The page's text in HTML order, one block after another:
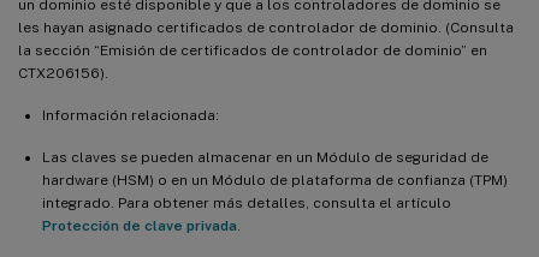
un dominio esté disponible y que a los controladores de dominio se
les hayan asignado certificados de controlador de dominio. (Consulta
la sección “Emisión de certificados de controlador de dominio” en
CTX206156).
Información relacionada:
Las claves se pueden almacenar en un Módulo de seguridad de
hardware (HSM) o en un Módulo de plataforma de confianza (TPM)
integrado. Para obtener más detalles, consulta el artículo
Protección de clave privada.